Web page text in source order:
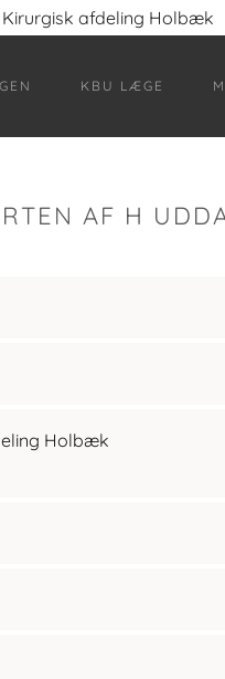
afdeling Holbæk
KBU LÆGE
AF H
Holbæk